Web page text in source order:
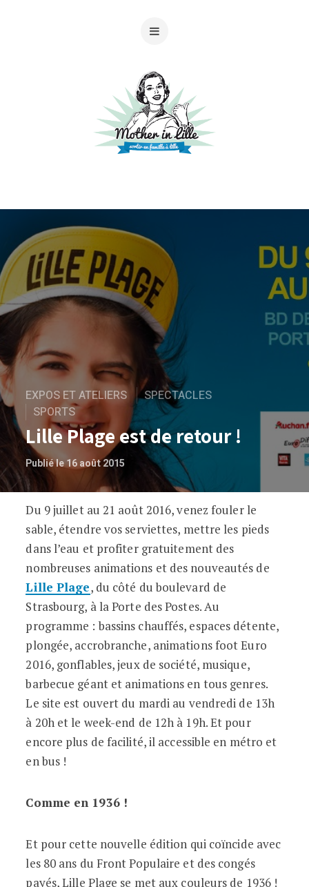
EXPOS ET ATELIERS
SPECTACLES
SPORTS
Lille Plage est de retour !
Publié le 16 août 2015
Lille Plage est de retour !
Du 9 juillet au 21 août 2016, venez fouler le
sable, étendre vos serviettes, mettre les pieds
dans l’eau et profiter gratuitement des
nombreuses animations et des nouveautés de
Lille Plage, du côté du boulevard de
Strasbourg, à la Porte des Postes. Au
programme : bassins chauffés, espaces détente,
plongée, accrobranche, animations foot Euro
2016, gonflables, jeux de société, musique,
barbecue géant et animations en tous genres.
Le site est ouvert du mardi au vendredi de 13h
à 20h et le week-end de 12h à 19h. Et pour
encore plus de facilité, il accessible en métro et
en bus !
Comme en 1936 !
Et pour cette nouvelle édition qui coïncide avec
les 80 ans du Front Populaire et des congés
payés, Lille Plage se met aux couleurs de 1936 !